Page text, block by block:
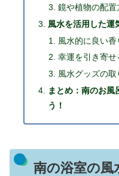
鏡や植物の配置
風水を活用した運
風水的に良い
幸運を引き寄
風水グッズの取
まとめ：南のお風
う！
南の浴室の風